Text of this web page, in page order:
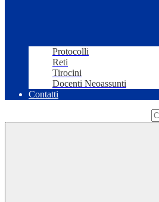
Protocolli
Reti
Tirocini
Docenti Neoassunti
Contatti